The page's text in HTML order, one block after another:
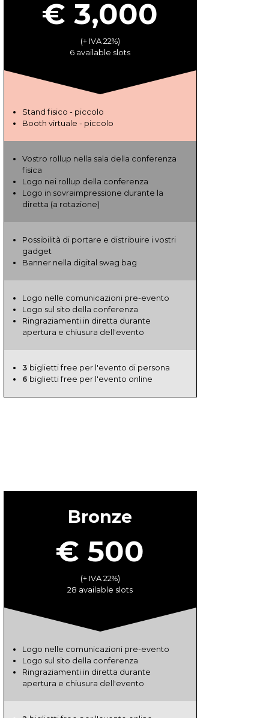
€ 3,000
(+ IVA 22%)
6 available slots
Stand fisico - piccolo
Booth virtuale - piccolo
Vostro rollup nella sala della conferenza
fisica
Logo nei rollup della conferenza
Logo in sovraimpressione durante la
diretta (a rotazione)
Possibilità di portare e distribuire i vostri
gadget
Banner nella digital swag bag
Logo nelle comunicazioni pre-evento
Logo sul sito della conferenza
Ringraziamenti in diretta durante
apertura e chiusura dell'evento
3 biglietti free per l'evento di persona
6 biglietti free per l'evento online
Bronze
€ 500
(+ IVA 22%)
28 available slots
Logo nelle comunicazioni pre-evento
Logo sul sito della conferenza
Ringraziamenti in diretta durante
apertura e chiusura dell'evento